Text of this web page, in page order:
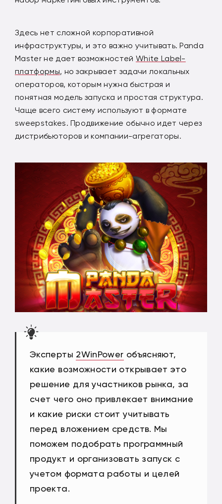
Здесь нет сложной корпоративной
инфраструктуры, и это важно учитывать. Panda
Master не дает возможностей White Label-
платформы, но закрывает задачи локальных
операторов, которым нужна быстрая и
понятная модель запуска и простая структура.
Чаще всего систему используют в формате
sweepstakes. Продвижение обычно идет через
дистрибьюторов и компании-агрегаторы.
Эксперты 2WinPower объясняют,
какие возможности открывает это
решение для участников рынка, за
счет чего оно привлекает внимание
и какие риски стоит учитывать
перед вложением средств. Мы
поможем подобрать программный
продукт и организовать запуск с
учетом формата работы и целей
проекта.